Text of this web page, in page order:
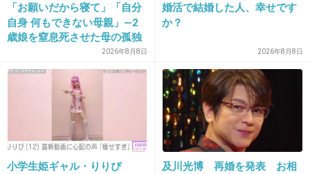
出典：24.media.tumblr.com
+80
10. 匿名2013/04/26(金) 03:41:22
「お願いだから寝て」「自分
自身 何もできない母親」―2
歳娘を窒息死させた母の孤独
「娘は『ママどうして』と」
限界の年子ワンオペ育児 法
廷での懺悔と声なきSOS
2026年8月8日
婚活で結婚した人、幸せです
か？
2026年8月8日
小学生姫ギャル・りりぴ
及川光博 再婚を発表 お相